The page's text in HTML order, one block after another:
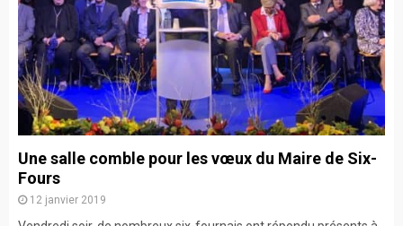
Une salle comble pour les vœux du Maire de Six-
Fours
12 janvier 2019